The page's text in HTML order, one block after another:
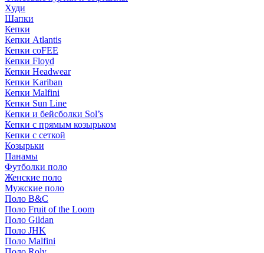
Худи
Шапки
Кепки
Кепки Atlantis
Кепки coFEE
Кепки Floyd
Кепки Headwear
Кепки Kariban
Кепки Malfini
Кепки Sun Line
Кепки и бейсболки Sol’s
Кепки с прямым козырьком
Кепки с сеткой
Козырьки
Панамы
Футболки поло
Женские поло
Мужские поло
Поло B&C
Поло Fruit of the Loom
Поло Gildan
Поло JHK
Поло Malfini